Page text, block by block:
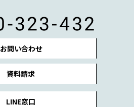
お問い合わせ
資料請求
LINE窓口